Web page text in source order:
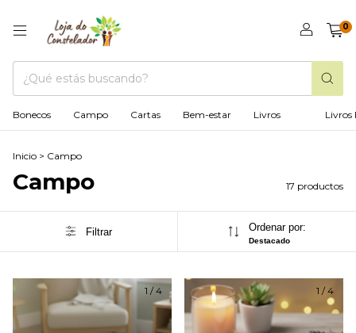
0
Bonecos Campo Cartas Bem-estar Livros Livros
Inicio > Campo
Campo 17 productos
Filtrar Ordenar por:
Destacado
1 /4 1 /4